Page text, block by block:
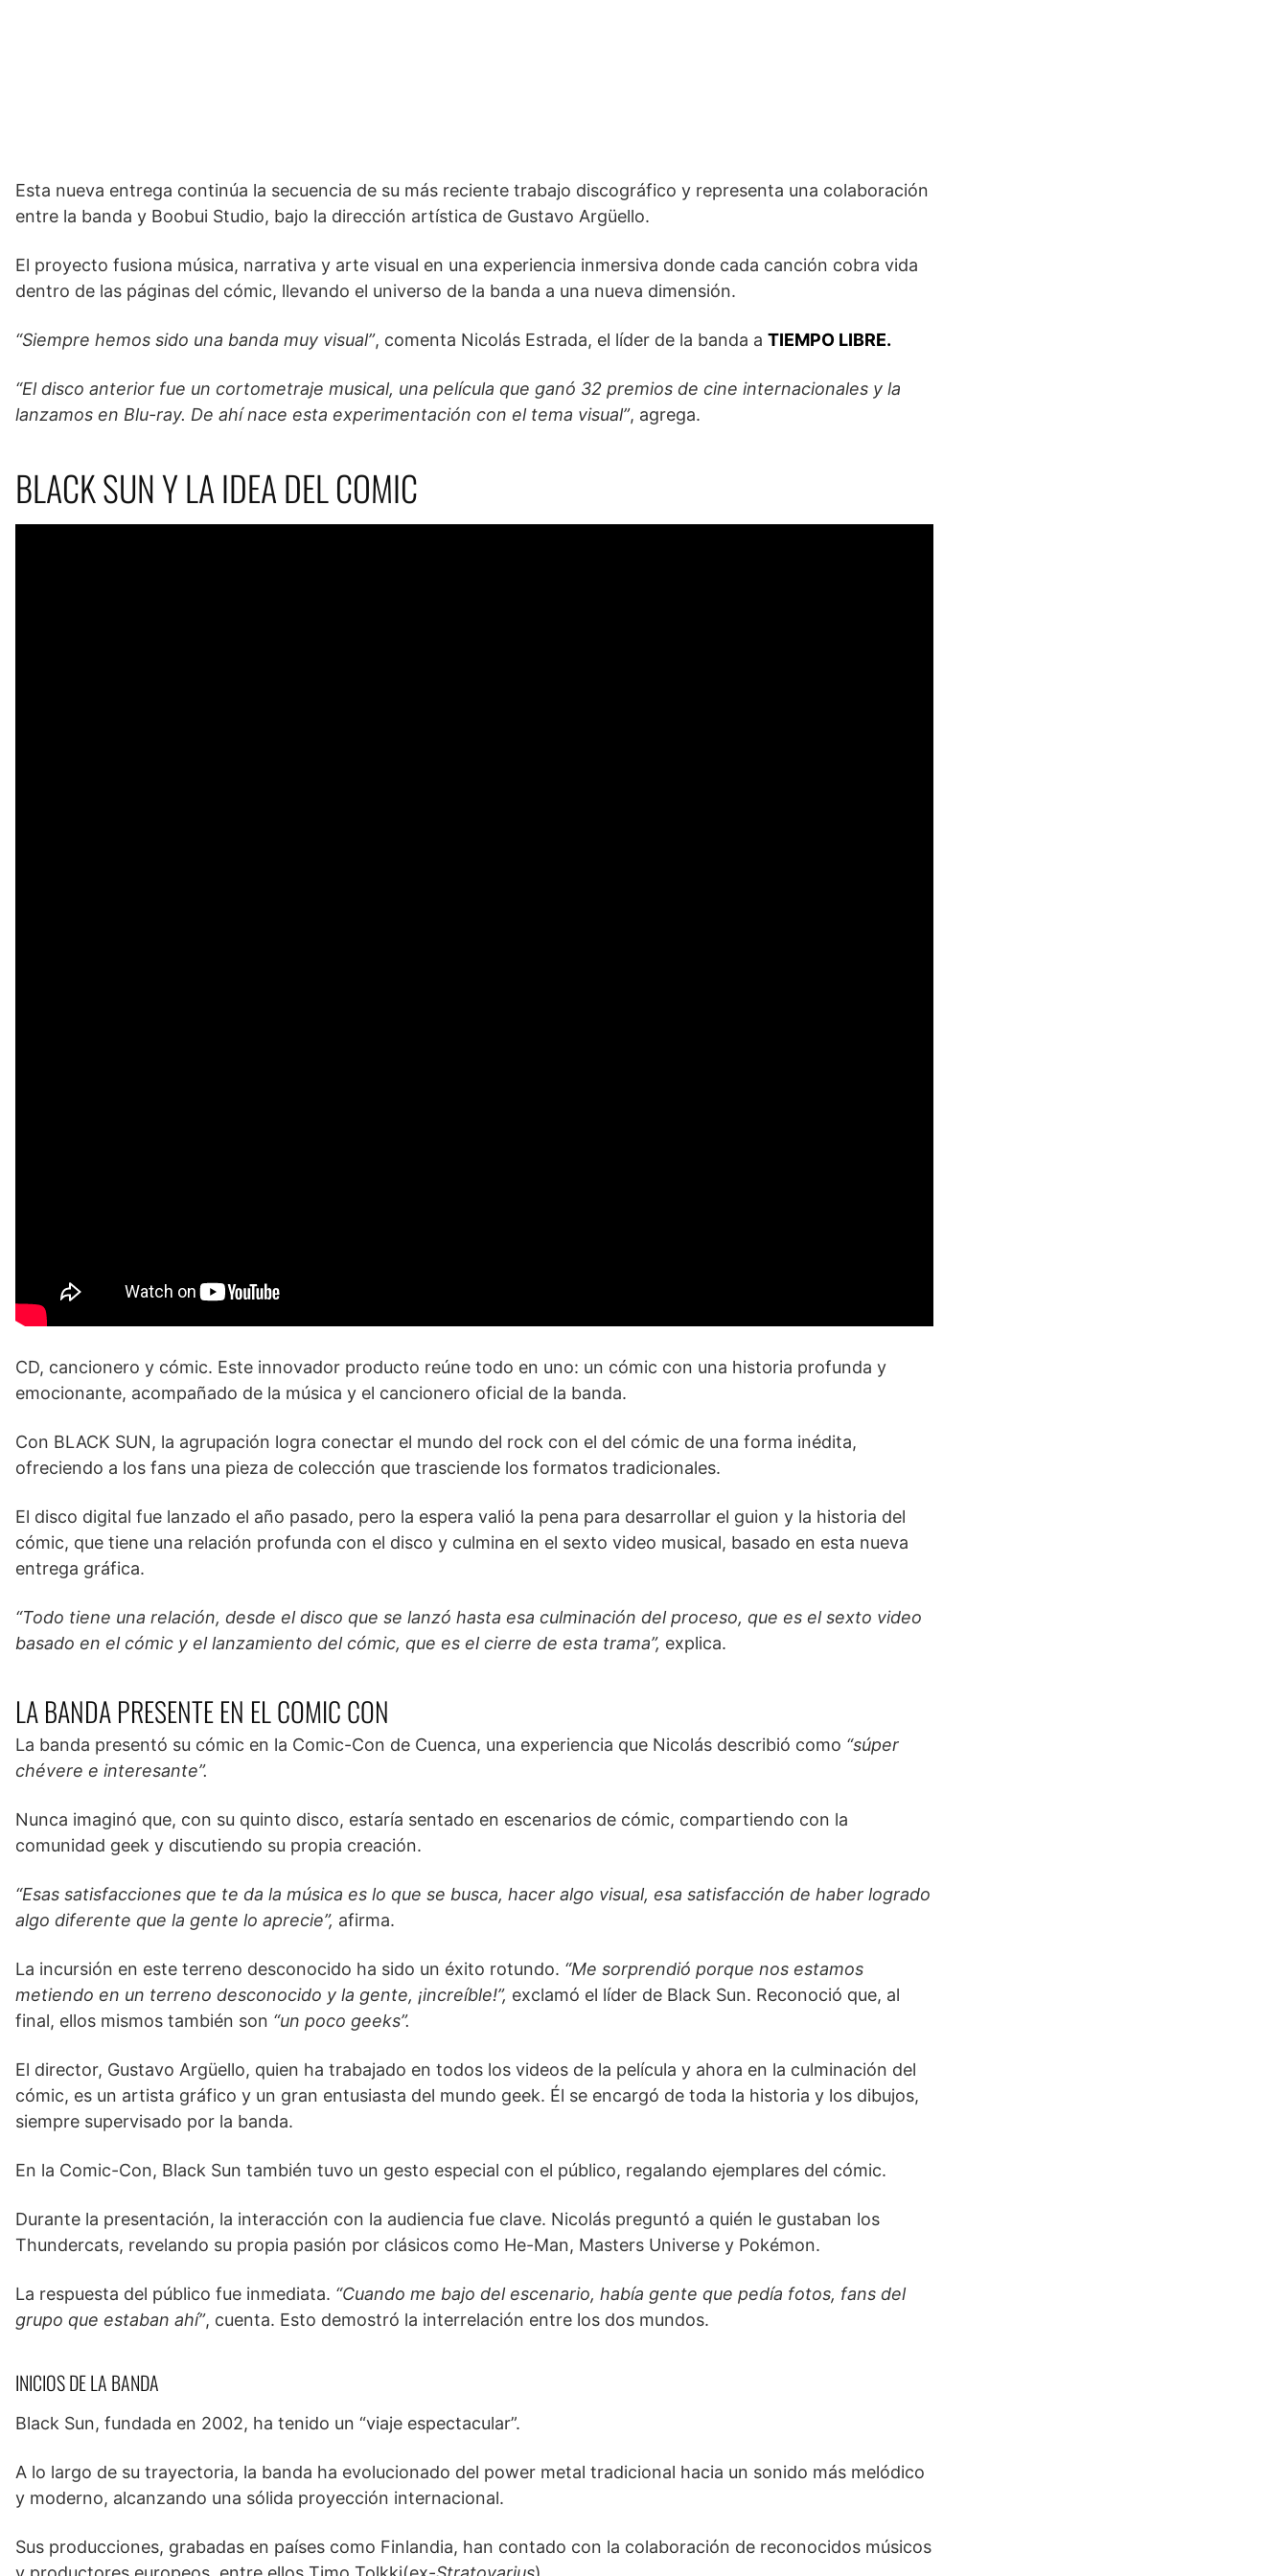
Esta nueva entrega continúa la secuencia de su más reciente trabajo discográfico y representa una colaboración
entre la banda y Boobui Studio, bajo la dirección artística de Gustavo Argüello.
El proyecto fusiona música, narrativa y arte visual en una experiencia inmersiva donde cada canción cobra vida
dentro de las páginas del cómic, llevando el universo de la banda a una nueva dimensión.
“Siempre hemos sido una banda muy visual”, comenta Nicolás Estrada, el líder de la banda a TIEMPO LIBRE.
“El disco anterior fue un cortometraje musical, una película que ganó 32 premios de cine internacionales y la
lanzamos en Blu-ray. De ahí nace esta experimentación con el tema visual”, agrega.
BLACK SUN Y LA IDEA DEL COMIC
CD, cancionero y cómic. Este innovador producto reúne todo en uno: un cómic con una historia profunda y
emocionante, acompañado de la música y el cancionero oficial de la banda.
Con BLACK SUN, la agrupación logra conectar el mundo del rock con el del cómic de una forma inédita,
ofreciendo a los fans una pieza de colección que trasciende los formatos tradicionales.
El disco digital fue lanzado el año pasado, pero la espera valió la pena para desarrollar el guion y la historia del
cómic, que tiene una relación profunda con el disco y culmina en el sexto video musical, basado en esta nueva
entrega gráfica.
“Todo tiene una relación, desde el disco que se lanzó hasta esa culminación del proceso, que es el sexto video
basado en el cómic y el lanzamiento del cómic, que es el cierre de esta trama”, explica.
LA BANDA PRESENTE EN EL COMIC CON
La banda presentó su cómic en la Comic-Con de Cuenca, una experiencia que Nicolás describió como “súper
chévere e interesante”.
Nunca imaginó que, con su quinto disco, estaría sentado en escenarios de cómic, compartiendo con la
comunidad geek y discutiendo su propia creación.
“Esas satisfacciones que te da la música es lo que se busca, hacer algo visual, esa satisfacción de haber logrado
algo diferente que la gente lo aprecie”, afirma.
La incursión en este terreno desconocido ha sido un éxito rotundo. “Me sorprendió porque nos estamos
metiendo en un terreno desconocido y la gente, ¡increíble!”, exclamó el líder de Black Sun. Reconoció que, al
final, ellos mismos también son “un poco geeks”.
El director, Gustavo Argüello, quien ha trabajado en todos los videos de la película y ahora en la culminación del
cómic, es un artista gráfico y un gran entusiasta del mundo geek. Él se encargó de toda la historia y los dibujos,
siempre supervisado por la banda.
En la Comic-Con, Black Sun también tuvo un gesto especial con el público, regalando ejemplares del cómic.
Durante la presentación, la interacción con la audiencia fue clave. Nicolás preguntó a quién le gustaban los
Thundercats, revelando su propia pasión por clásicos como He-Man, Masters Universe y Pokémon.
La respuesta del público fue inmediata. “Cuando me bajo del escenario, había gente que pedía fotos, fans del
grupo que estaban ahí”, cuenta. Esto demostró la interrelación entre los dos mundos.
INICIOS DE LA BANDA
Black Sun, fundada en 2002, ha tenido un “viaje espectacular”.
A lo largo de su trayectoria, la banda ha evolucionado del power metal tradicional hacia un sonido más melódico
y moderno, alcanzando una sólida proyección internacional.
Sus producciones, grabadas en países como Finlandia, han contado con la colaboración de reconocidos músicos